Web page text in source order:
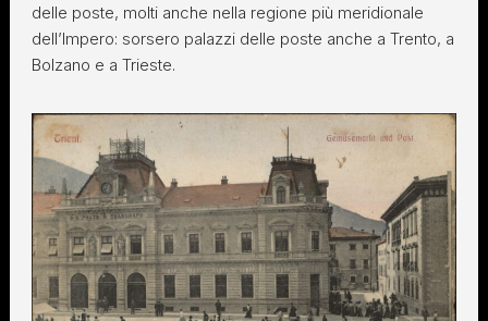
delle poste, molti anche nella regione più meridionale
dell’Impero: sorsero palazzi delle poste anche a Trento, a
Bolzano e a Trieste.